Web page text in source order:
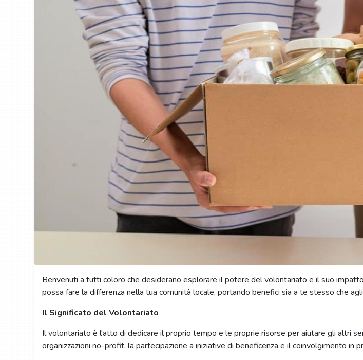
Benvenuti a tutti coloro che desiderano esplorare il potere del volontariato e il suo
possa fare la differenza nella tua comunità locale, portando benefici sia a te stesso che
Il Significato del Volontariato
Il volontariato è l'atto di dedicare il proprio tempo e le proprie risorse per aiutare gli altri
organizzazioni no-profit, la partecipazione a iniziative di beneficenza e il coinvolgimento in